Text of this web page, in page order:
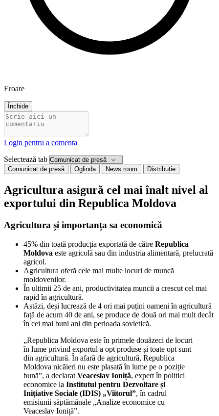
Eroare
Închide
Login pentru a comenta
Selectează tab
Comunicat de presă Oglinda News room Distribuție
Agricultura asigură cel mai înalt nivel al
exportului din Republica Moldova
Agricultura și importanța sa economică
45% din toată producția exportată de către Republica
Moldova este agricolă sau din industria alimentară, prelucrată
agricol.
Agricultura oferă cele mai multe locuri de muncă
moldovenilor.
În ultimii 25 de ani, productivitatea muncii a crescut cel mai
rapid în agricultură.
Astăzi, deși lucrează de 4 ori mai puțini oameni în agricultură
față de acum 40 de ani, se produce de două ori mai mult decât
în cei mai buni ani din perioada sovietică.
„Republica Moldova este în primele douăzeci de locuri
în lume privind exportul a opt produse și toate opt sunt
din agricultură. În afară de agricultură, Republica
Moldova nicăieri nu este plasată în lume pe o poziție
bună”, a declarat Veaceslav Ioniță, expert în politici
economice la Institutul pentru Dezvoltare și
Inițiative Sociale (IDIS) „Viitorul”, în cadrul
emisiunii săptămânale „Analize economice cu
Veaceslav Ioniță”.